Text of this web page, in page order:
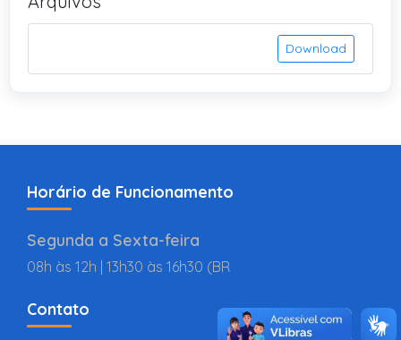
Download
Horário de Funcionamento
Segunda a Sexta-feira
08h às 12h | 13h30 às 16h30 (BR
Contato